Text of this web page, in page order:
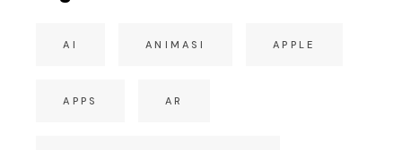
AI ANIMASI APPLE
APPS AR